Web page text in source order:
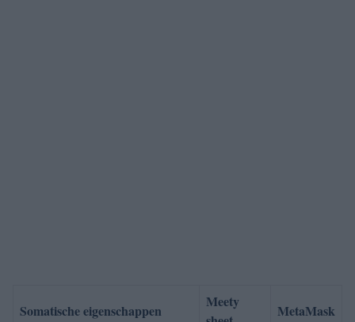
Somatische eigenschappen
Meety
MetaMask